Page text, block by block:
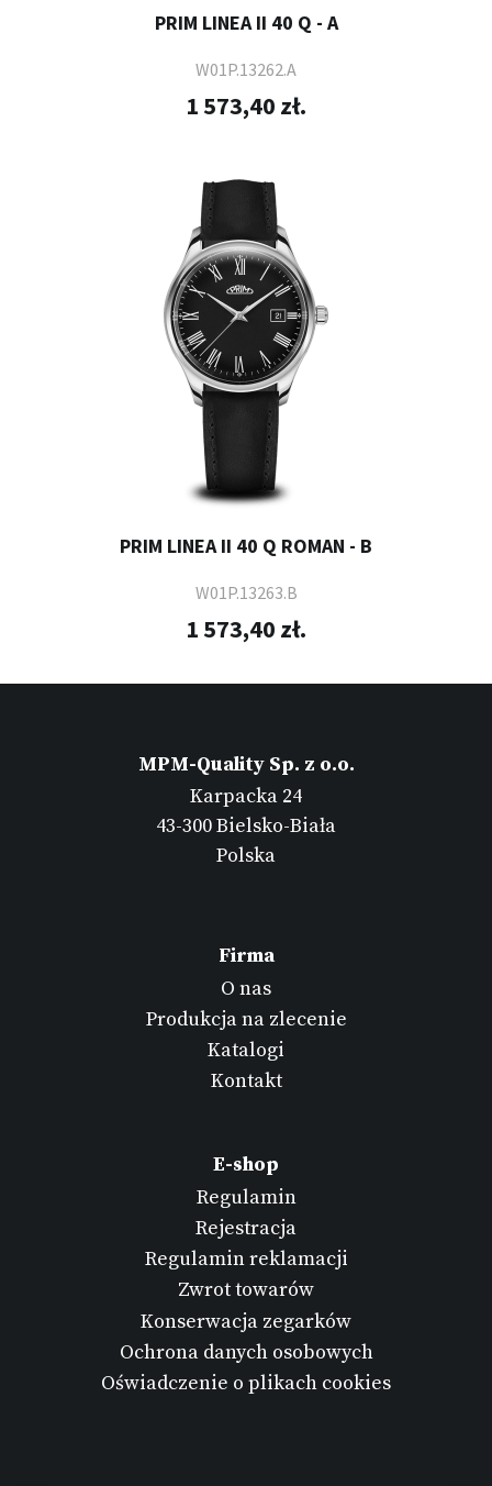
PRIM LINEA II 40 Q - A
W01P.13262.A
1 573,40 zł.
PRIM LINEA II 40 Q ROMAN - B
W01P.13263.B
1 573,40 zł.
MPM-Quality Sp. z o.o.
Karpacka 24
43-300 Bielsko-Biała
Polska
Firma
O nas
Produkcja na zlecenie
Katalogi
Kontakt
E-shop
Regulamin
Rejestracja
Regulamin reklamacji
Zwrot towarów
Konserwacja zegarków
Ochrona danych osobowych
Oświadczenie o plikach cookies